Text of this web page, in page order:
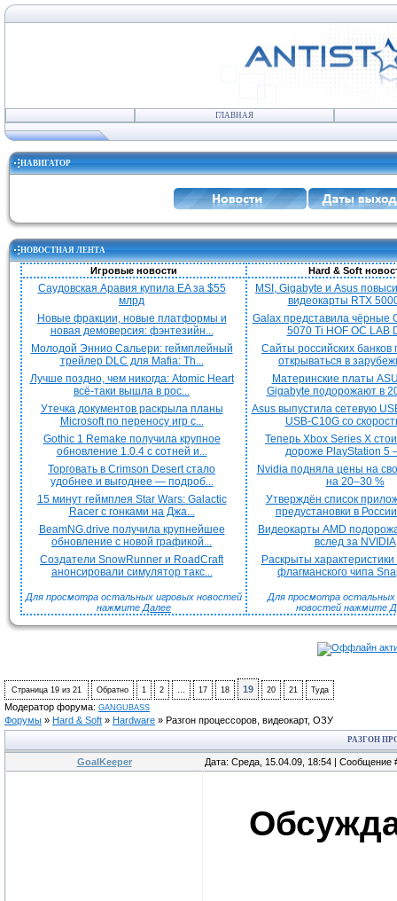
ГЛАВНАЯ
НАВИГАТОР
НОВОСТНАЯ ЛЕНТА
Игровые новости Hard & Soft
Саудовская Аравия купила EA за $55
млрд
Новые фракции, новые платформы и
новая демоверсия: фэнтезийн...
Молодой Эннио Сальери: геймплейный
трейлер DLC для Mafia: Th...
Лучше поздно, чем никогда: Atomic Heart
всё-таки вышла в рос...
Утечка документов раскрыла планы
Microsoft по переносу игр с...
Gothic 1 Remake получила крупное
обновление 1.0.4 с сотней и...
Торговать в Crimson Desert стало
удобнее и выгоднее — подроб...
15 минут геймплея Star Wars: Galactic
Racer с гонками на Джа...
BeamNG.drive получила крупнейшее
обновление с новой графикой...
Создатели SnowRunner и RoadCraft
анонсировали симулятор такс...
Для просмотра остальных игровых новостей
нажмите Далее
MSI, Gigabyte и Asus
видеокарты RTX
Galax представила чёрные
5070 Ti HOF OC LAB
Сайты российских банков
открываться в
Материнские платы
Gigabyte подорожают в
Asus выпустила сетевую
USB-C10G со
Теперь Xbox Series X
дороже PlayStation 5
Nvidia подняла цены на
на 20–30 %
Утверждён список
предустановки в
Видеокарты AMD
вслед за NVIDIA
Раскрыты характеристики
флагманского чипа
Для просмотра остальных
новостей нажмите
Страница 19 из 21 Обратно 1 2 … 17 18 19 20 21 Туда
Модератор форума: GANGUBASS
Форумы » Hard & Soft » Hardware » Разгон процессоров, видеокарт, ОЗУ
РАЗГОН
GoalKeeper Дата: Среда, 15.04.09, 18:54 | Сообщение